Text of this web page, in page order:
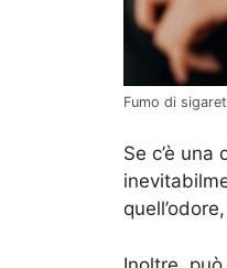
Fumo di
Se c’è